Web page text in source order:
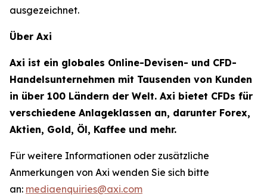
ausgezeichnet.
Über Axi
Axi ist ein globales Online-Devisen- und CFD-
Handelsunternehmen mit Tausenden von Kunden
in über 100 Ländern der Welt. Axi bietet CFDs für
verschiedene Anlageklassen an, darunter Forex,
Aktien, Gold, Öl, Kaffee und mehr.
Für weitere Informationen oder zusätzliche
Anmerkungen von Axi wenden Sie sich bitte
an: mediaenquiries@axi.com